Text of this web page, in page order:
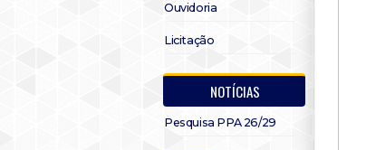
Ouvidoria
Licitação
NOTÍCIAS
Pesquisa PPA 26/29